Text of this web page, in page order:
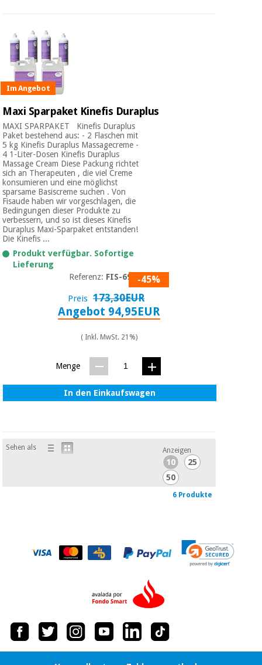
Im Angebot
Maxi Sparpaket Kinefis Duraplus
MAXI SPARPAKET Kinefis Duraplus
Paket bestehend aus: - 2 Flaschen mit
5 kg Kinefis Duraplus Massagecreme -
4 1-Liter-Dosen Kinefis Duraplus
Massage Cream Diese Packung richtet
sich an Therapeuten , die viel Creme
konsumieren und eine möglichst
sparsame Basiscreme suchen . Von
Fisaude haben wir vorgeschlagen, die
Bedingungen dieser Produkte zu
verbessern, und so ist dieses Kinefis
Duraplus Maxi-Sparpaket entstanden!
Die Kinefis ...
Produkt verfügbar. Sofortige
Lieferung
Referenz: FIS-6903-45%
Preis 173,30EUR
Angebot 94,95EUR
( Inkl. MwSt. 21%)
Menge
In den Einkaufswagen
Sehen als Anzeigen
10
25
50
6 Produkte